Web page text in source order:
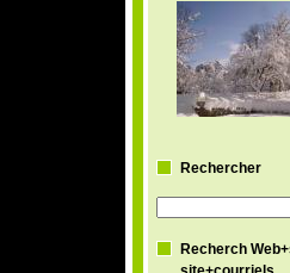
Rechercher
Recherch